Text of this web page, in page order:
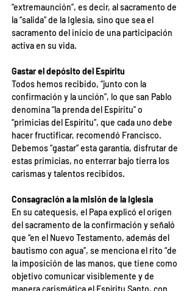
“extremaunción”, es decir, al sacramento de
la “salida” de la Iglesia, sino que sea el
sacramento del inicio de una participación
activa en su vida.
Gastar el depósito del Espíritu
Todos hemos recibido, “junto con la
confirmación y la unción”, lo que san Pablo
denomina “la prenda del Espíritu” o
“primicias del Espíritu”, que cada uno debe
hacer fructificar, recomendó Francisco.
Debemos “gastar” esta garantía, disfrutar de
estas primicias, no enterrar bajo tierra los
carismas y talentos recibidos.
Consagración a la misión de la Iglesia
En su catequesis, el Papa explicó el origen
del sacramento de la confirmación y señaló
que “en el Nuevo Testamento, además del
bautismo con agua”, se menciona el rito “de
la imposición de las manos, que tiene como
objetivo comunicar visiblemente y de
manera carismática el Espíritu Santo, con